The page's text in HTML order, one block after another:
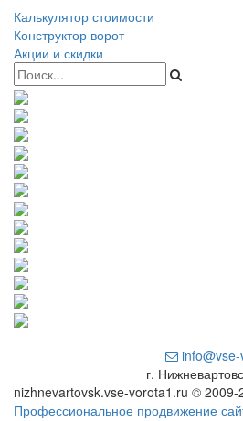
Калькулятор стоимости
Конструктор ворот
Акции и скидки
г.
nizhnevartovsk.vse-vorota1.ru © 2009-
Профессиональное продвижение